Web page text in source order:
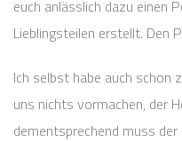
euch anlässlich dazu einen
Lieblingsteilen erstellt. Den
Ich selbst habe auch schon
uns nichts vormachen, der
dementsprechend muss